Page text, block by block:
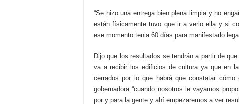
“Se hizo una entrega bien plena limpia y no
están físicamente tuvo que ir a verlo ella y si
ese momento tenia 60 días para manifestarlo
Dijo que los resultados se tendrán a partir de
va a recibir los edificios de cultura ya que en
cerrados por lo que habrá que constatar
gobernadora “cuando nosotros le vayamos
por y para la gente y ahí empezaremos a ver